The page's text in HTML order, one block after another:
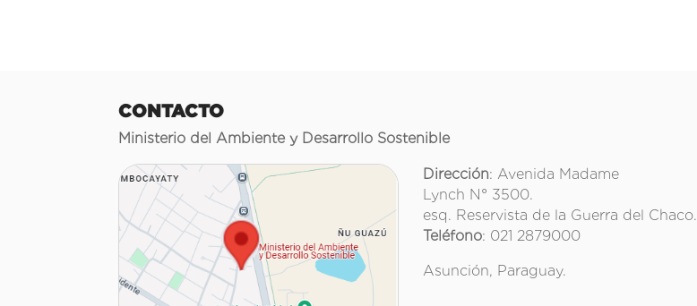
CONTACTO
Ministerio del Ambiente y Desarrollo Sostenible
Dirección: Avenida Madame
Lynch N° 3500.
esq. Reservista de la Guerra del Chaco.
Teléfono: 021 2879000
Asunción, Paraguay.